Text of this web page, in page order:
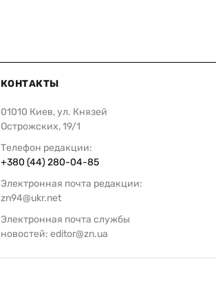
КОНТАКТЫ
01010 Киев, ул. Князей
Острожских, 19/1
Телефон редакции:
+380 (44) 280-04-85
Электронная почта редакции:
zn94@ukr.net
Электронная почта службы
новостей: editor@zn.ua